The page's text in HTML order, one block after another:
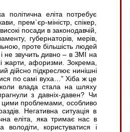
політична еліта потребує
прем`єр-міністр, спікер,
посади в законодавчій,
губернаторів, мерів,
проте більшість людей
не звучить дивно – в ЗМІ на
жарти, афоризми. Зокрема,
дійсно підкреслює нинішні
по самі вуха…” Хіба ж це
влада стала на шляху
з давніх-давен? Чи
цими проблемами, особливо
Негативна ситуація в
еліта, яка тримає нас в
користуватися і